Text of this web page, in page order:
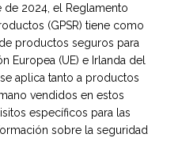
2024, el Reglamento
(GPSR) tiene como
productos seguros para
Europea (UE) e Irlanda del
aplica tanto a productos
vendidos en estos
específicos para las
sobre la seguridad